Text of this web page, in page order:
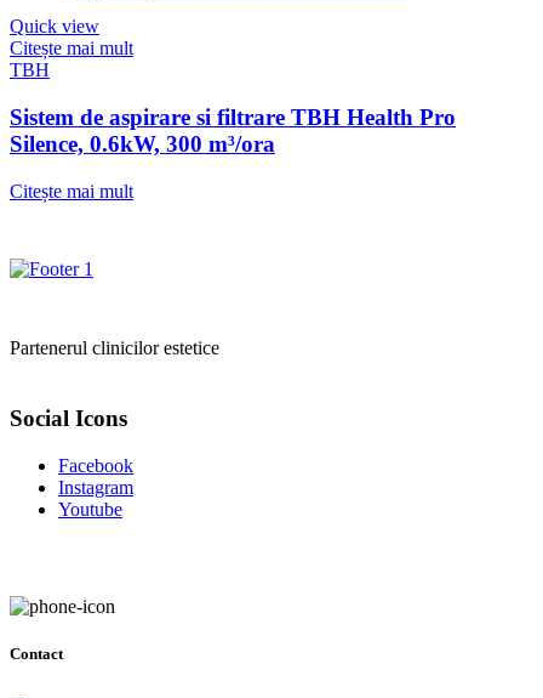
Quick view
Citește mai mult
TBH
Sistem de aspirare si filtrare TBH Health Pro
Silence, 0.6kW, 300 m³/ora
Citește mai mult
Partenerul clinicilor estetice
Social Icons
Facebook
Instagram
Youtube
Contact